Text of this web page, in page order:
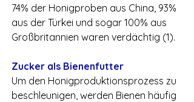
74% der Honigproben aus China, 93%
aus der Türkei und sogar 100% aus
Großbritannien waren verdächtig (1).
Zucker als Bienenfutter
Um den Honigproduktionsprozess zu
beschleunigen, werden Bienen häufig